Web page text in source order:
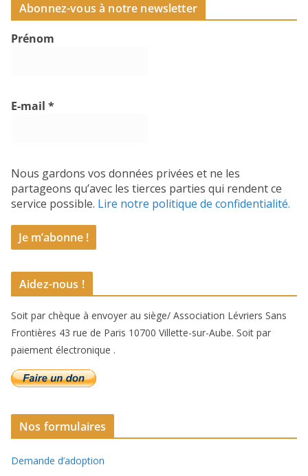
Abonnez-vous à notre newsletter
Prénom
E-mail *
Nous gardons vos données privées et ne les
partageons qu’avec les tierces parties qui rendent ce
service possible. Lire notre politique de confidentialité.
Aidez-nous !
Soit par chèque à envoyer au siège/ Association Lévriers Sans
Frontières 43 rue de Paris 10700 Villette-sur-Aube. Soit par
paiement électronique .
Nos formulaires
Demande d’adoption